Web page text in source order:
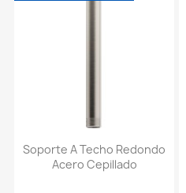
Soporte A Techo Redondo
Acero Cepillado